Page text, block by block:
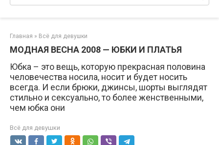
Главная » Всё для девушки
МОДНАЯ ВЕСНА 2008 — ЮБКИ И ПЛАТЬЯ
Юбка – это вещь, которую прекрасная половина
человечества носила, носит и будет носить
всегда. И если брюки, джинсы, шорты выглядят
стильно и сексуально, то более женственными,
чем юбка они
Всё для девушки